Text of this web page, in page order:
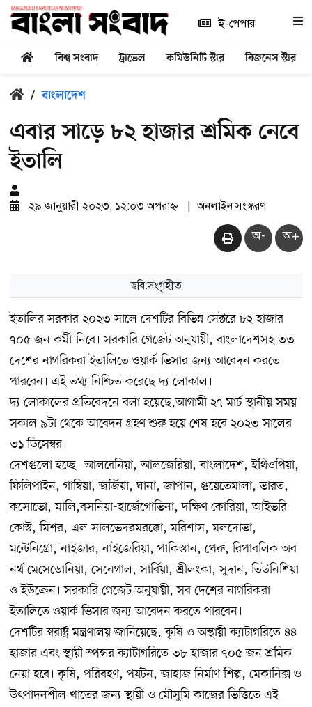
ই-পেপার
বিশ্ব সংবাদ ট্রাভেল কমিউনিটি স্টার বিজনেস স্টার
/ বাংলাদেশ
এবার সাড়ে ৮২ হাজার শ্রমিক নেবে
ইতালি
২৯ জানুয়ারী ২০২৩, ১২:০৩ অপরাহ্ন অনলাইন সংস্করণ
অ- অ+
ছবি:সংগৃহীত
ইতালির সরকার ২০২৩ সালে দেশটির বিভিন্ন সেক্টরে ৮২ হাজার
৭০৫ জন কর্মী নিবে। সরকারি গেজেট অনুযায়ী, বাংলাদেশসহ ৩৩
দেশের নাগরিকরা ইতালিতে ওয়ার্ক ভিসার জন্য আবেদন করতে
পারবেন। এই তথ্য নিশ্চিত করেছে দ্য লোকাল।
দ্য লোকালের প্রতিবেদনে বলা হয়েছে,আগামী ২৭ মার্চ স্থানীয় সময়
সকাল ৯টা থেকে আবেদন গ্রহণ শুরু হয়ে শেষ হবে ২০২৩ সালের
৩১ ডিসেম্বর।
দেশগুলো হচ্ছে- আলবেনিয়া, আলজেরিয়া, বাংলাদেশ, ইথিওপিয়া,
ফিলিপাইন, গাম্বিয়া, জর্জিয়া, ঘানা, জাপান, গুয়েতেমালা, ভারত,
কসোভো, মালি,বসনিয়া-হার্জেগোভিনা, দক্ষিণ কোরিয়া, আইভরি
কোস্ট, মিশর, এল সালভেদরমরক্কো, মরিশাস, মলদোভা,
মন্টেনিগ্রো, নাইজার, নাইজেরিয়া, পাকিস্তান, পেরু, রিপাবলিক অব
নর্থ মেসেডোনিয়া, সেনেগাল, সার্বিয়া, শ্রীলংকা, সুদান, তিউনিশিয়া
ও ইউক্রেন। সরকারি গেজেট অনুযায়ী, সব দেশের নাগরিকরা
ইতালিতে ওয়ার্ক ভিসার জন্য আবেদন করতে পারবেন।
দেশটির স্বরাষ্ট্র মন্ত্রণালয় জানিয়েছে, কৃষি ও অস্থায়ী ক্যাটাগরিতে ৪৪
হাজার এবং স্থায়ী স্পন্সর ক্যাটাগরিতে ৩৮ হাজার ৭০৫ জন শ্রমিক
নেয়া হবে। কৃষি, পরিবহণ, পর্যটন, জাহাজ নির্মাণ শিল্প, মেকানিক্স ও
উৎপাদনশীল খাতের জন্য স্থায়ী ও মৌসুমি কাজের ভিত্তিতে এই